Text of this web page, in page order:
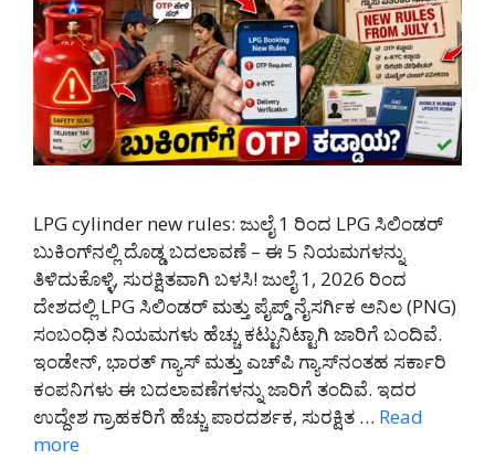
LPG cylinder new rules: ಜುಲೈ 1 ರಿಂದ LPG ಸಿಲಿಂಡರ್
ಬುಕಿಂಗ್‌ನಲ್ಲಿ ದೊಡ್ಡ ಬದಲಾವಣೆ – ಈ 5 ನಿಯಮಗಳನ್ನು
ತಿಳಿದುಕೊಳ್ಳಿ, ಸುರಕ್ಷಿತವಾಗಿ ಬಳಸಿ! ಜುಲೈ 1, 2026 ರಿಂದ
ದೇಶದಲ್ಲಿ LPG ಸಿಲಿಂಡರ್ ಮತ್ತು ಪೈಪ್ಡ್ ನೈಸರ್ಗಿಕ ಅನಿಲ (PNG)
ಸಂಬಂಧಿತ ನಿಯಮಗಳು ಹೆಚ್ಚು ಕಟ್ಟುನಿಟ್ಟಾಗಿ ಜಾರಿಗೆ ಬಂದಿವೆ.
ಇಂಡೇನ್, ಭಾರತ್ ಗ್ಯಾಸ್ ಮತ್ತು ಎಚ್‌ಪಿ ಗ್ಯಾಸ್‌ನಂತಹ ಸರ್ಕಾರಿ
ಕಂಪನಿಗಳು ಈ ಬದಲಾವಣೆಗಳನ್ನು ಜಾರಿಗೆ ತಂದಿವೆ. ಇದರ
ಉದ್ದೇಶ ಗ್ರಾಹಕರಿಗೆ ಹೆಚ್ಚು ಪಾರದರ್ಶಕ, ಸುರಕ್ಷಿತ … Read
more